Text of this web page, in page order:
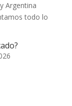
Argentina
todo lo